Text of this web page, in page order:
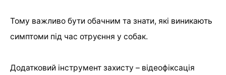
Тому важливо бути обачним та знати, які виникають
симптоми під час отруєння у собак.
Додатковий інструмент захисту – відеофіксація